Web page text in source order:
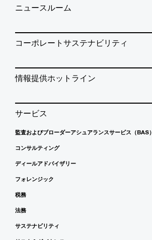
ニュースルーム
コーポレートサステナビリティ
情報提供ホットライン
サービス
監査およびブローダーアシュアランスサービス（BAS）
コンサルティング
ディールアドバイザリー
フォレンジック
税務
法務
サステナビリティ